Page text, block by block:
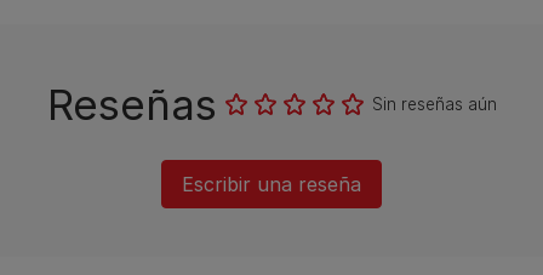
Reseñas Sin reseñas aún
Escribir una reseña